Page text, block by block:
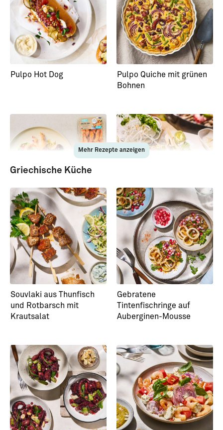
Pulpo Hot Dog
Pulpo Quiche mit grünen
Bohnen
Pulpo-Aprikosen-Spieß
mit Orangen-Senf-
Dressing
Pulpo-Bacon-Teriyaki-
Spieße
Mehr Rezepte anzeigen
Griechische Küche
Souvlaki aus Thunfisch
und Rotbarsch mit
Krautsalat
Gebratene
Tintenfischringe auf
Auberginen-Mousse